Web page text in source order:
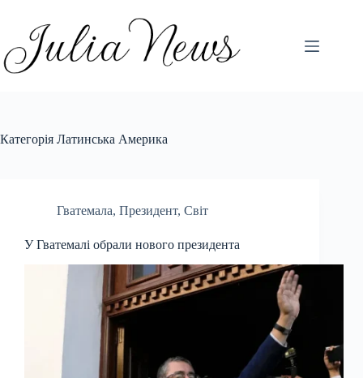
вмісту
Категорія Латинська Америка
Гватемала, Президент, Світ
У Гватемалі обрали нового президента